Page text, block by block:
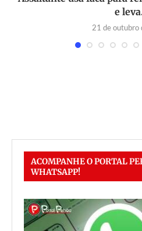
e
21 de outubro
ACOMPANHE O PORTAL
WHATSAPP!